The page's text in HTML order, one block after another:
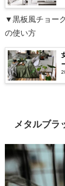
▼黒板風チョー
の使い方
メタルブラ